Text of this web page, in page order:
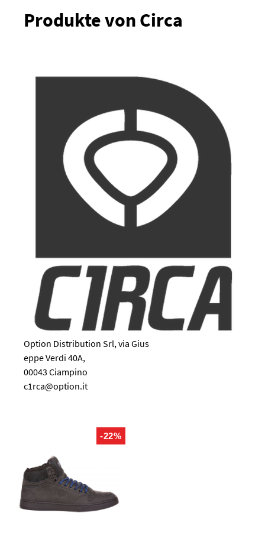
Produkte von Circa
Option Distribution Srl, via Gius
eppe Verdi 40A,
00043 Ciampino
c1rca@option.it
-22%